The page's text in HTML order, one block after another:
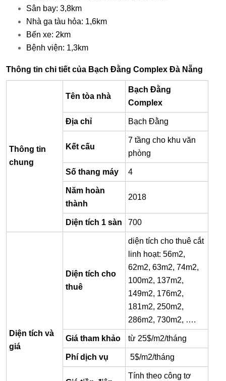
Sân bay: 3,8km
Nhà ga tàu hỏa: 1,6km
Bến xe: 2km
Bệnh viện: 1,3km
Thông tin chi tiết của Bạch Đằng Complex Đà Nẵng
Thông tin
chung
Tên tòa nhà
Bạch Đằng
Complex
Địa chỉ Bạch Đằng
Kết cấu
7 tầng cho khu văn
phòng
Số thang máy 4
Năm hoàn
thành
2018
Diện tích 1 sàn 700
Diện tích và
giá
Diện tích cho
thuê
diện tích cho thuê cắt
linh hoạt: 56m2,
62m2, 63m2, 74m2,
100m2, 137m2,
149m2, 176m2,
181m2, 250m2,
286m2, 730m2, ….
Giá tham khảo từ 25$/m2/tháng
Phí dịch vụ 5$/m2/tháng
Tính theo công tơ